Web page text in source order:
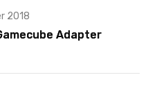
2018
Adapter